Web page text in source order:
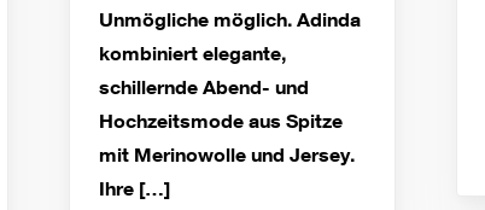
Unmögliche möglich. Adinda
kombiniert elegante,
schillernde Abend- und
Hochzeitsmode aus Spitze
mit Merinowolle und Jersey.
Ihre […]